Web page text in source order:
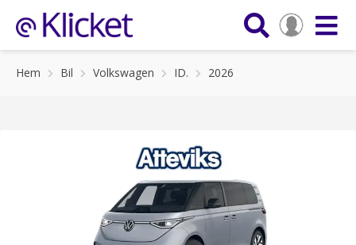
Hem Bil Volkswagen ID. 2026